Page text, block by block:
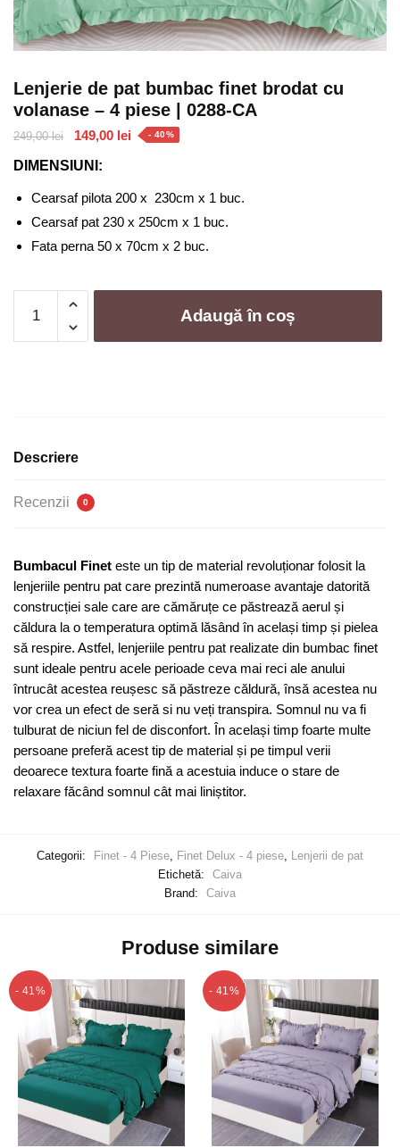
Lenjerie de pat bumbac finet brodat cu
volanase – 4 piese | 0288-CA
249,00lei
Prețul
a
fost:
249,00 lei.
149,00 lei Prețul
149,00 lei.
- 40%
DIMENSIUNI:
Cearsaf pilota 200 x 230cm x 1 buc.
Cearsaf pat 230 x 250cm x 1 buc.
Fata perna 50 x 70cm x 2 buc.
Lenjerie
de
cu
0288-
Adaugă în coș
Descriere
Recenzii 0
Bumbacul Finet este un tip de material revoluționar folosit la
lenjeriile pentru pat care prezintă numeroase avantaje datorită
construcției sale care are cămăruțe ce păstrează aerul și
căldura la o temperatura optimă lăsând în același timp și pielea
să respire. Astfel, lenjeriile pentru pat realizate din bumbac finet
sunt ideale pentru acele perioade ceva mai reci ale anului
întrucât acestea reușesc să păstreze căldură, însă acestea nu
vor crea un efect de seră si nu veți transpira. Somnul nu va fi
tulburat de niciun fel de disconfort. În același timp foarte multe
persoane preferă acest tip de material și pe timpul verii
deoarece textura foarte fină a acestuia induce o stare de
relaxare făcând somnul cât mai liniștitor.
Categorii: Finet - 4 Piese, Finet Delux - 4 piese, Lenjerii de pat
Etichetă:
Caiva
Brand:
Caiva
Produse similare
- 41% - 41%